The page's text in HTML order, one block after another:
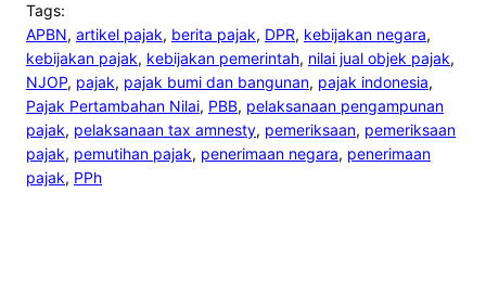
Tags:
APBN, artikel pajak, berita pajak, DPR, kebijakan negara
kebijakan pajak, kebijakan pemerintah, nilai jual objek pajak
NJOP, pajak, pajak bumi dan bangunan, pajak indonesia
Pajak Pertambahan Nilai, PBB, pelaksanaan pengampunan
pajak, pelaksanaan tax amnesty, pemeriksaan, pemeriksaan
pajak, pemutihan pajak, penerimaan negara, penerimaan
pajak, PPh